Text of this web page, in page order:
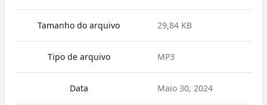
Tamanho do arquivo 29,84 KB
Tipo de arquivo MP3
Data Maio 30, 2024